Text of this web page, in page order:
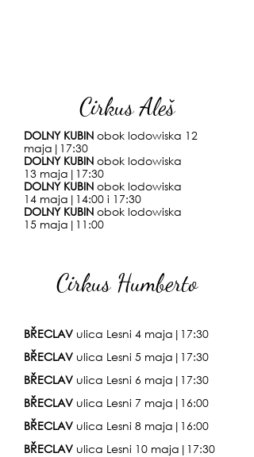
Cirkus Aleš
DOLNY KUBIN obok lodowiska 12
maja | 17:30
DOLNY KUBIN obok lodowiska
13 maja | 17:30
DOLNY KUBIN obok lodowiska
14 maja |14:00 i 17:30
DOLNY KUBIN obok lodowiska
15 maja | 11 :00
Cirkus Humberto
BŘECLAV ulica Lesni 4 maja |17:30
BŘECLAV ulica Lesni 5 maja |17:30
BŘECLAV ulica Lesni 6 maja |17:30
BŘECLAV ulica Lesni 7 maja |16:00
BŘECLAV ulica Lesni 8 maja |16:00
BŘECLAV ulica Lesni 10 maja |17:30